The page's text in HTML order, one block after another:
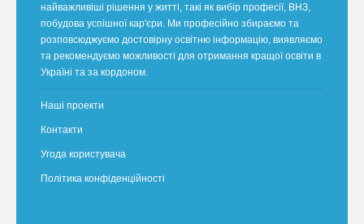
найважливіші рішення у житті, такі як вибір професії, ВНЗ,
побудова успішної кар'єри. Ми професійно збираємо та
розповсюджуємо достовірну освітню інформацію, виявляємо
та рекомендуємо можливості для отримання кращої освіти в
Україні та за кордоном.
Наші проекти
Контакти
Угода користувача
Політика конфіденційності